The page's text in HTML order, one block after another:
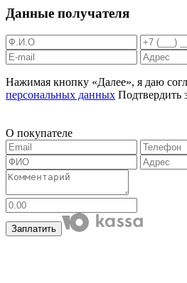
Данные получателя
Нажимая кнопку «Далее», я даю
персональных данных Подтвердить
О покупателе
Заплатить